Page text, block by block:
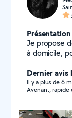
Présentation
Je propose
à domicile,
Dernier avis
Il y a plus de 6
Avenant, rapide